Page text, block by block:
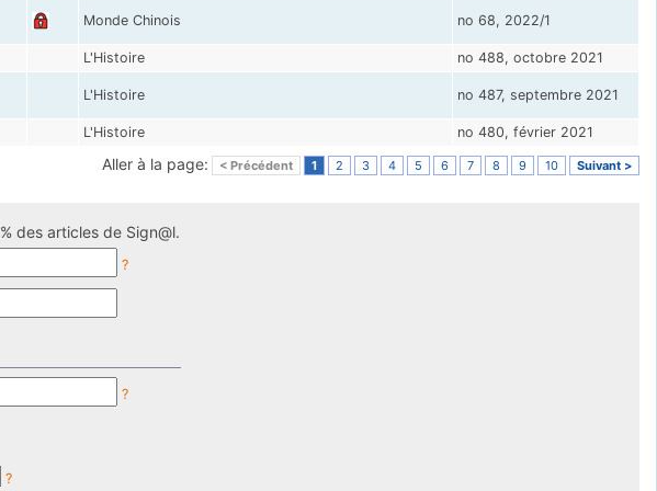
Monde Chinois no 68, 2022/1
L'Histoire no 488, octobre 2021
L'Histoire no 487, septembre 2021
L'Histoire no 480, février 2021
Aller à la page: < Précédent 1 2 3 4 5 6 7 8 9 10 Suivant >
des articles de Sign@l.
?
?
?